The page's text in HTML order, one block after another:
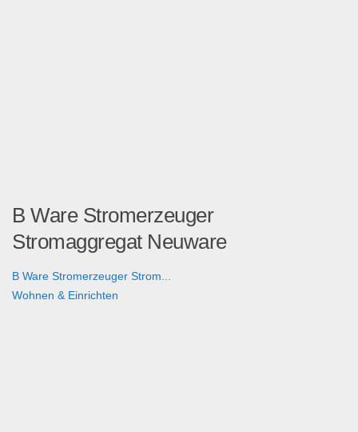
B Ware Stromerzeuger
Stromaggregat Neuware
B Ware Stromerzeuger Strom...
Wohnen & Einrichten